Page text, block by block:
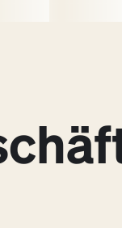
Deliver